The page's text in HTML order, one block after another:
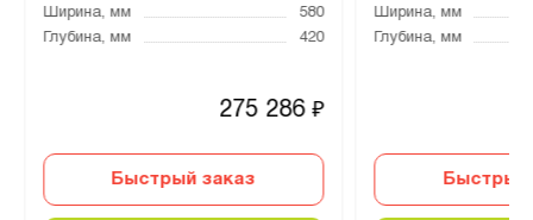
Ширина, мм
580
Глубина, мм
420
275 286₽
Быстрый заказ
Ширина, мм
Глубина, мм
Быстрый